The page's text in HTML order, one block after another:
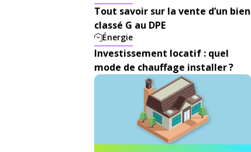
Tout savoir sur la vente d’un bien
classé G au DPE
Énergie
Investissement locatif : quel
mode de chauffage installer ?